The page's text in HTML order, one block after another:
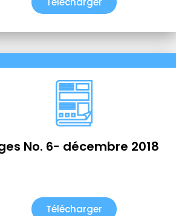
No. 6- décembre 2018
Télécharger